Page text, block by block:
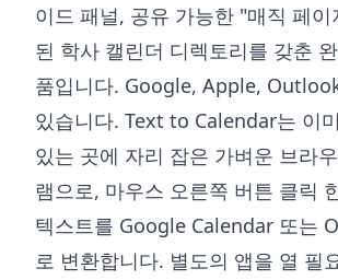
이드 패널, 공유 가능한 "매직 페이
된 학사 캘린더 디렉토리를 갖춘
품입니다. Google, Apple,
있습니다. Text to Calendar는 이
있는 곳에 자리 잡은 가벼운 브라
램으로, 마우스 오른쪽 버튼 클릭
텍스트를 Google Calendar 또는
로 변환합니다. 별도의 앱을 열 필